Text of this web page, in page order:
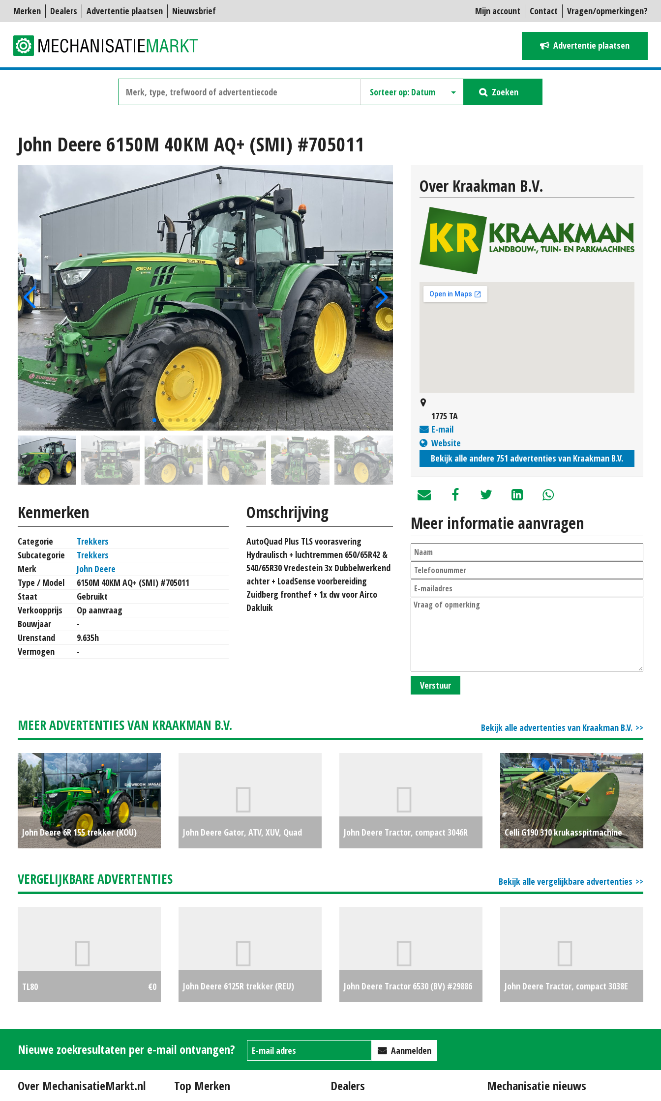
Mijn account Contact Vragen/opmerkingen?
Merken Dealers Advertentie plaatsen Nieuwsbrief
Advertentie plaatsen
Zoeken
John Deere 6150M 40KM AQ+ (SMI) #705011
Kenmerken
Categorie
Trekkers
Subcategorie
Trekkers
Merk
John Deere
Type / Model
6150M 40KM AQ+ (SMI) #705011
Staat
Gebruikt
Verkoopprijs
Op aanvraag
Bouwjaar
-
Urenstand
9.635h
Vermogen
-
Omschrijving
AutoQuad Plus TLS voorasvering
Hydraulisch + luchtremmen 650/65R42 &
540/65R30 Vredestein 3x Dubbelwerkend
achter + LoadSense voorbereiding
Zuidberg fronthef + 1x dw voor Airco
Dakluik
Over Kraakman B.V.
1775 TA
E-mail
Website
Bekijk alle andere 751 advertenties van Kraakman B.V.
Meer informatie aanvragen
Verstuur
Bekijk alle advertenties van Kraakman B.V.
MEER ADVERTENTIES VAN KRAAKMAN B.V.
John Deere 6R 155 trekker (KOU)
John Deere Gator, ATV, XUV, Quad
John Deere Tractor, compact 3046R
Celli G190 310 krukasspitmachine
Bekijk alle vergelijkbare advertenties
VERGELIJKBARE ADVERTENTIES
TL80 €0
John Deere 6125R trekker (REU)
John Deere Tractor 6530 (BV) #29886
John Deere Tractor, compact 3038E
Nieuwe zoekresultaten per e-mail ontvangen? Aanmelden
Over MechanisatieMarkt.nl Top Merken Dealers Mechanisatie nieuws